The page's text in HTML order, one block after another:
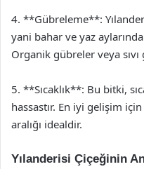
4. **Gübreleme**:
yani bahar ve yaz
Organik gübreler veya
5. **Sıcaklık**: Bu bitki,
hassastır. En iyi gelişim
aralığı idealdir.
Yılanderisi Çiçeğinin